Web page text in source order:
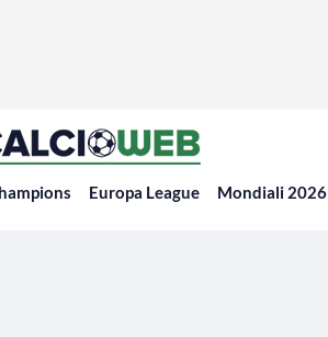
Europa League Mondiali 2026